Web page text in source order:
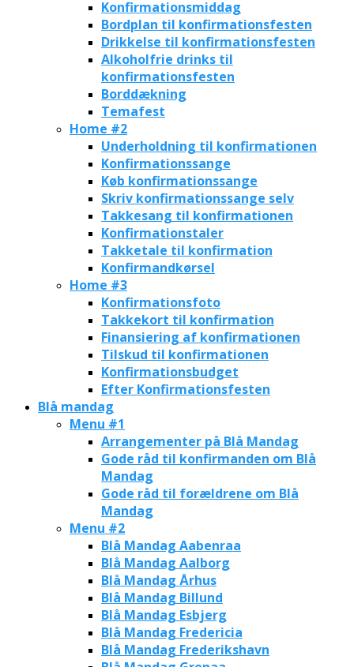
Konfirmationsmiddag
Bordplan til konfirmationsfesten
Drikkelse til konfirmationsfesten
Alkoholfrie drinks til
konfirmationsfesten
Borddækning
Temafest
Home #2
Underholdning til konfirmationen
Konfirmationssange
Køb konfirmationssange
Skriv konfirmationssange selv
Takkesang til konfirmationen
Konfirmationstaler
Takketale til konfirmation
Konfirmandkørsel
Home #3
Konfirmationsfoto
Takkekort til konfirmation
Finansiering af konfirmationen
Tilskud til konfirmationen
Konfirmationsbudget
Efter Konfirmationsfesten
Blå mandag
Menu #1
Arrangementer på Blå Mandag
Gode råd til konfirmanden om Blå
Mandag
Gode råd til forældrene om Blå
Mandag
Menu #2
Blå Mandag Aabenraa
Blå Mandag Aalborg
Blå Mandag Århus
Blå Mandag Billund
Blå Mandag Esbjerg
Blå Mandag Fredericia
Blå Mandag Frederikshavn